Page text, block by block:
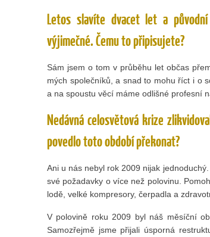
Letos slavíte dvacet let a
výjimečné. Čemu to připisujete?
Sám jsem o tom v průběhu let občas
mých společníků, a snad to mohu říct i o
a na spoustu věcí máme odlišné profesní
Nedávná celosvětová krize
povedlo toto období překonat?
Ani u nás nebyl rok 2009 nijak
své požadavky o více než polovinu.
lodě, velké kompresory, čerpadla a
V polovině roku 2009 byl náš měsíční
Samozřejmě jsme přijali úsporná